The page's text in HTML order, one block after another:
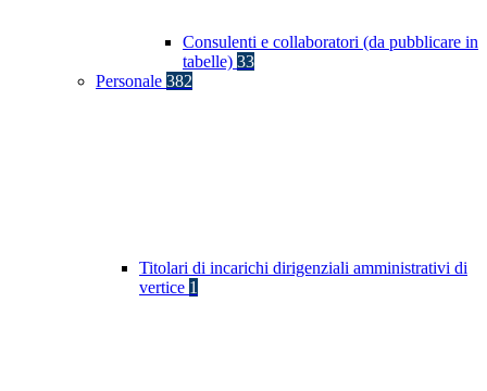
Consulenti e collaboratori (da pubblicare in
tabelle) 33
Personale 382
Titolari di incarichi dirigenziali amministrativi di
vertice 1